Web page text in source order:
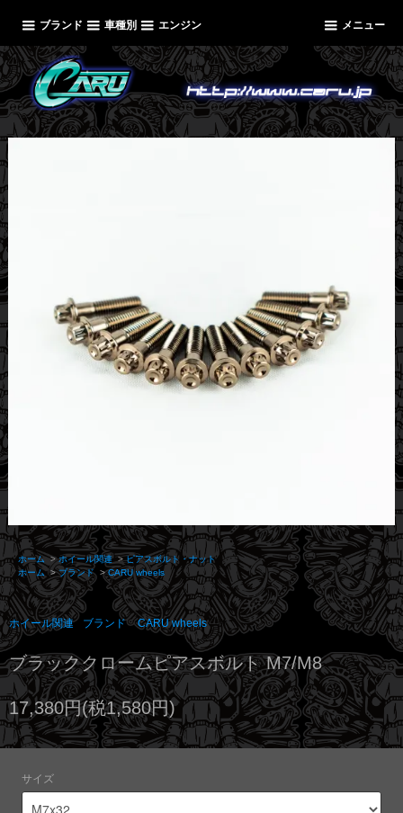
ブランド 車種別 エンジン メニュー
ホーム >ホイール関連 >ピアスボルト・ナット
ホーム >ブランド >CARU wheels
ホイール関連 ブランド CARU wheels
ブラッククロームピアスボルト M7/M8
17,380円(税1,580円)
サイズ